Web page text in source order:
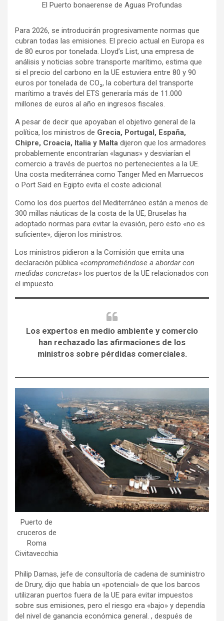
El Puerto bonaerense de Aguas Profundas
Para 2026, se introducirán progresivamente normas que
cubran todas las emisiones. El precio actual en Europa es
de 80 euros por tonelada. Lloyd’s List, una empresa de
análisis y noticias sobre transporte marítimo, estima que
si el precio del carbono en la UE estuviera entre 80 y 90
euros por tonelada de CO₂, la cobertura del transporte
marítimo a través del ETS generaría más de 11.000
millones de euros al año en ingresos fiscales.
A pesar de decir que apoyaban el objetivo general de la
política, los ministros de Grecia, Portugal, España,
Chipre, Croacia, Italia y Malta dijeron que los armadores
probablemente encontrarían «lagunas» y desviarían el
comercio a través de puertos no pertenecientes a la UE.
Una costa mediterránea como Tanger Med en Marruecos
o Port Said en Egipto evita el coste adicional.
Como los dos puertos del Mediterráneo están a menos de
300 millas náuticas de la costa de la UE, Bruselas ha
adoptado normas para evitar la evasión, pero esto «no es
suficiente», dijeron los ministros.
Los ministros pidieron a la Comisión que emita una
declaración pública «comprometiéndose a abordar con
medidas concretas» los puertos de la UE relacionados con
el impuesto.
Los expertos en medio ambiente y comercio
han rechazado las afirmaciones de los
ministros sobre pérdidas comerciales.
Puerto de
cruceros de
Roma
Civitavecchia
Philip Damas, jefe de consultoría de cadena de suministro
de Drury, dijo que había un «potencial» de que los barcos
utilizaran puertos fuera de la UE para evitar impuestos
sobre sus emisiones, pero el riesgo era «bajo» y dependía
del nivel de ganancia económica general. , después de